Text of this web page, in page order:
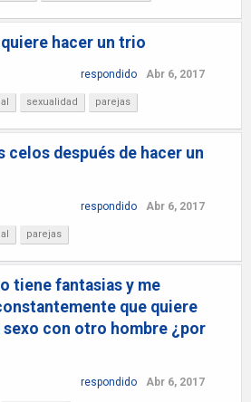
hacer un trio
respondido Abr 6, 2017
sexualidad parejas
celos después de hacer un
respondido Abr 6, 2017
parejas
tiene fantasias y me
que quiere
sexo con otro hombre ¿por
respondido Abr 6, 2017